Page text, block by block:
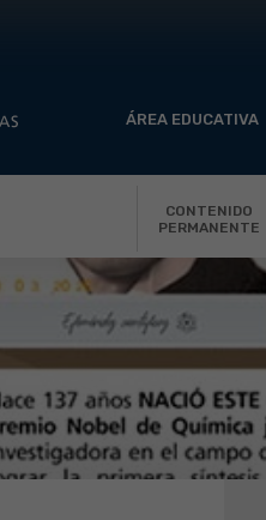
ÁREA EDUCATIVA
CONTENIDO
PERMANENTE